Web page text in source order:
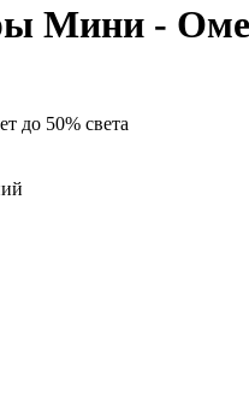
Мини -
до 50% света